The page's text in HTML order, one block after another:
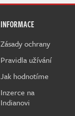
INFORMACE
Zásady ochrany
Pravidla užívání
Jak hodnotíme
Inzerce na
Indianovi